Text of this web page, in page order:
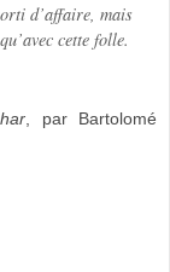
d’affaire, mais
cette folle.
, par Bartolomé